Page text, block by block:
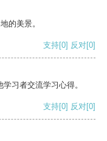
的美景。
支持[0] 反对[0]
习者交流学习心得。
支持[0] 反对[0]